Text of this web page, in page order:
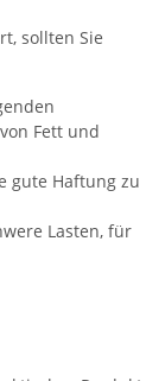
sollten Sie
Fett und
gute Haftung zu
Lasten, für